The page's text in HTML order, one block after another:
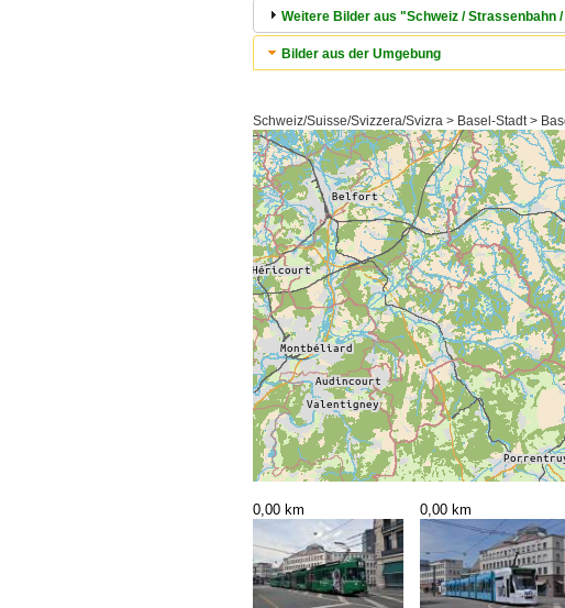
Weitere Bilder aus "Schweiz /
Bilder aus der Umgebung
Schweiz/Suisse/Svizzera/Svizra > Basel-Stadt >
0,00 km 0,00 km